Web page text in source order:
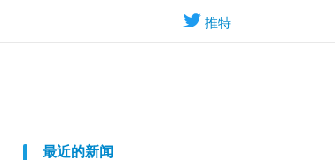
推特
最近的新闻